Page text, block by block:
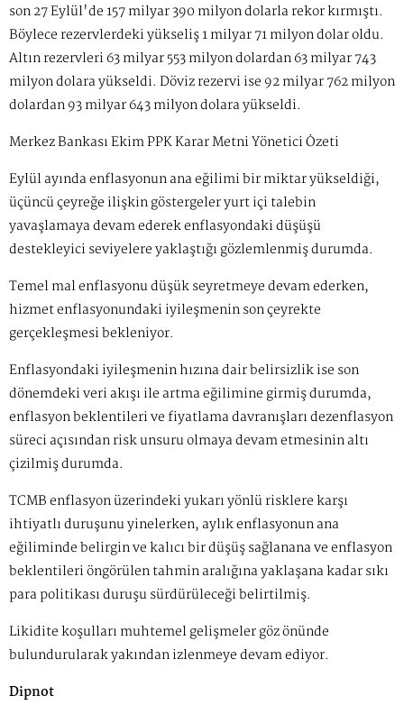
son 27 Eylül'de 157 milyar 390 milyon dolarla rekor kırmıştı.
Böylece rezervlerdeki yükseliş 1 milyar 71 milyon dolar oldu.
Altın rezervleri 63 milyar 553 milyon dolardan 63 milyar 743
milyon dolara yükseldi. Döviz rezervi ise 92 milyar 762 milyon
dolardan 93 milyar 643 milyon dolara yükseldi.
Merkez Bankası Ekim PPK Karar Metni Yönetici Özeti
Eylül ayında enflasyonun ana eğilimi bir miktar yükseldiği,
üçüncü çeyreğe ilişkin göstergeler yurt içi talebin
yavaşlamaya devam ederek enflasyondaki düşüşü
destekleyici seviyelere yaklaştığı gözlemlenmiş durumda.
Temel mal enflasyonu düşük seyretmeye devam ederken,
hizmet enflasyonundaki iyileşmenin son çeyrekte
gerçekleşmesi bekleniyor.
Enflasyondaki iyileşmenin hızına dair belirsizlik ise son
dönemdeki veri akışı ile artma eğilimine girmiş durumda,
enflasyon beklentileri ve fiyatlama davranışları dezenflasyon
süreci açısından risk unsuru olmaya devam etmesinin altı
çizilmiş durumda.
TCMB enflasyon üzerindeki yukarı yönlü risklere karşı
ihtiyatlı duruşunu yinelerken, aylık enflasyonun ana
eğiliminde belirgin ve kalıcı bir düşüş sağlanana ve enflasyon
beklentileri öngörülen tahmin aralığına yaklaşana kadar sıkı
para politikası duruşu sürdürüleceği belirtilmiş.
Likidite koşulları muhtemel gelişmeler göz önünde
bulundurularak yakından izlenmeye devam ediyor.
Dipnot